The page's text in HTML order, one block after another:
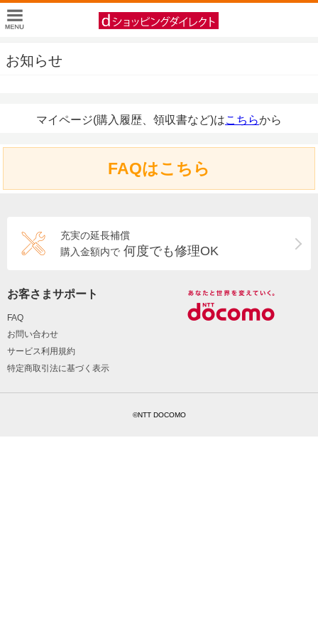
お知らせ
マイページ(購入履歴、領収書など)はこちらから
FAQはこちら
充実の延長補償
購入金額内で 何度でも修理OK
お客さまサポート
FAQ
お問い合わせ
サービス利用規約
特定商取引法に基づく表示
©NTT DOCOMO